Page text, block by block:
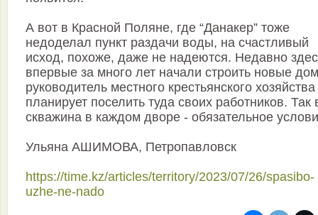
А вот в Красной Поляне, где “Данакер” тоже
недоделал пункт раздачи воды, на счастливый
исход, похоже, даже не наде­ются. Недавно
впервые за много лет начали строить новые
руководитель местного крестьянского хозяйства
планирует поселить туда своих работников. Так
скважина в каждом дворе - обязательное
Ульяна АШИМОВА, Петропавловск
https://time.kz/articles/territory/2023/07/26/spasibo-
uzhe-ne-nado